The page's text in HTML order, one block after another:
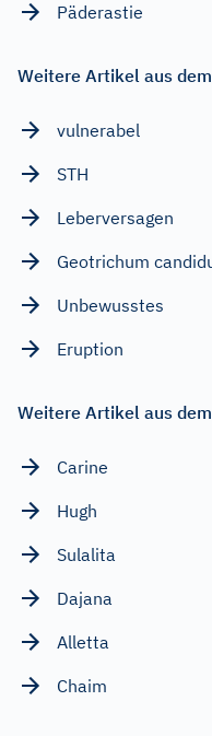
Päderastie
Weitere Artikel aus
vulnerabel
STH
Leberversagen
Geotrichum
Unbewusstes
Eruption
Weitere Artikel aus
Carine
Hugh
Sulalita
Dajana
Alletta
Chaim